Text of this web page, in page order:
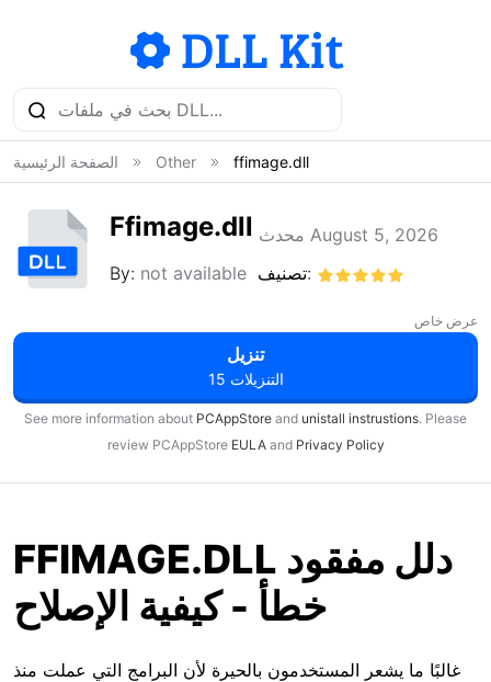
الصفحة الرئيسية Other ffimage.dll
Ffimage.dll
محدث August 5, 2026
By: not available تصنيف:
عرض خاص
تنزيل
15 التنزيلات
See more information about PCAppStore and unistall instrustions. Please
review PCAppStore EULAand Privacy Policy
FFIMAGE.DLL دلل مفقود
خطأ - كيفية الإصلاح
غالبًا ما يشعر المستخدمون بالحيرة لأن البرامج التي عملت منذ